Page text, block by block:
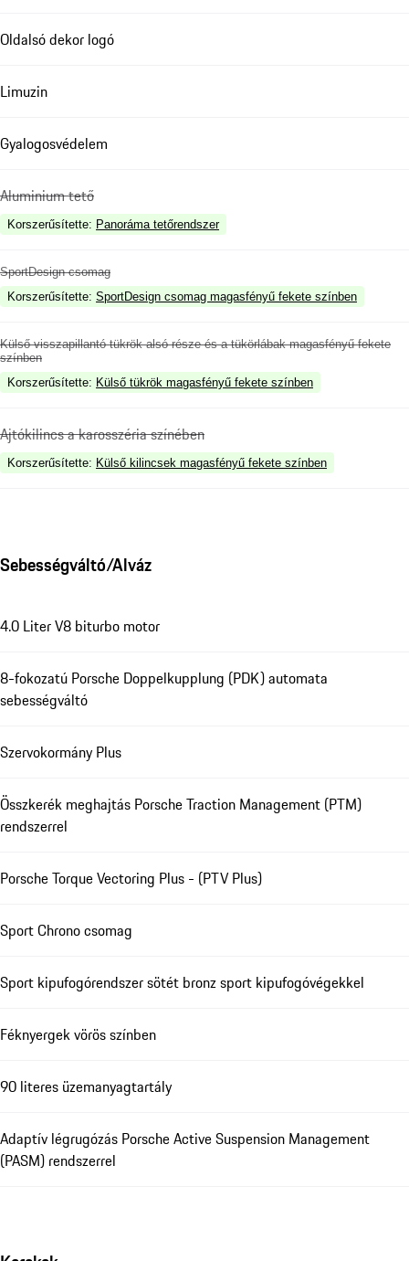
Oldalsó dekor logó
Limuzin
Gyalogosvédelem
Aluminium tető
Korszerűsítette: Panoráma tetőrendszer
SportDesign csomag
Korszerűsítette: SportDesign csomag magasfényű fekete színben
Külső visszapillantó tükrök alsó része és a tükörlábak magasfényű fekete
színben
Korszerűsítette: Külső tükrök magasfényű fekete színben
Ajtókilincs a karosszéria színében
Korszerűsítette: Külső kilincsek magasfényű fekete színben
Sebességváltó/Alváz
4.0 Liter V8 biturbo motor
8-fokozatú Porsche Doppelkupplung (PDK) automata
sebességváltó
Szervokormány Plus
Összkerék meghajtás Porsche Traction Management (PTM)
rendszerrel
Porsche Torque Vectoring Plus - (PTV Plus)
Sport Chrono csomag
Sport kipufogórendszer sötét bronz sport kipufogóvégekkel
Féknyergek vörös színben
90 literes üzemanyagtartály
Adaptív légrugózás Porsche Active Suspension Management
(PASM) rendszerrel